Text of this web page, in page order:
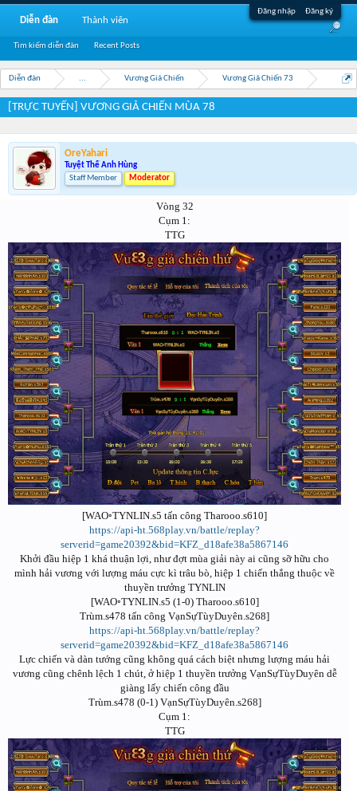
Đăng nhập Đăng ký
Diễn đàn ... Vương Giả Chiến Vương Giả Chiến 73
[TRỰC TUYẾN] VƯƠNG GIẢ CHIẾN MÙA 78
OreYahari
Tuyệt Thế Anh Hùng
Staff Member
Moderator
Vòng 32
Cụm 1:
TTG
[WAO◦TYNLIN.s5 tấn công Tharooo.s610]
https://api-ht.568play.vn/battle/replay?
serverid=game20392&bid=KFZ_d18afe38a5867146
Khởi đầu hiệp 1 khá thuận lợi, như đợt mùa giải này ai cũng sỡ hữu cho
mình hải vương với lượng máu cực kì trâu bò, hiệp 1 chiến thắng thuộc về
thuyền trưởng TYNLIN
[WAO◦TYNLIN.s5 (1-0) Tharooo.s610]
Trùm.s478 tấn công VạnSựTùyDuyên.s268]
https://api-ht.568play.vn/battle/replay?
serverid=game20392&bid=KFZ_d18afe38a5867146
Lực chiến và dàn tướng cũng không quá cách biệt nhưng lượng máu hải
vương cũng chênh lệch 1 chút, ở hiệp 1 thuyền trưởng VạnSựTùyDuyên dễ
giàng lấy chiến công đầu
Trùm.s478 (0-1) VạnSựTùyDuyên.s268]
Cụm 1:
TTG
Diễn đàn
Tìm kiếm diễn đàn Recent Posts
Thành viên